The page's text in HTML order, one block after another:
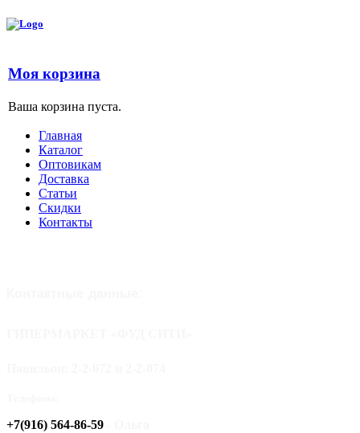
Моя корзина
Ваша корзина пуста.
Главная
Каталог
Оптовикам
Доставка
Статьи
Скидки
Контакты
+7(916) 564-86-59